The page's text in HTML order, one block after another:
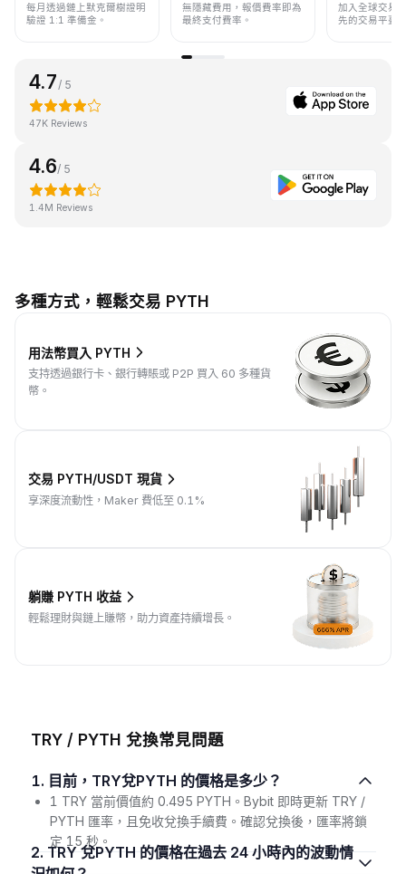
每月透過鏈上默克爾樹證明
驗證 1:1 準備金。
無隱藏費用，報價費率即為
最終支付費率。
加入全球交易
先的交易平臺
4.7/ 5
47K Reviews
4.6/ 5
1.4M Reviews
多種方式，輕鬆交易 PYTH
用法幣買入 PYTH
支持透過銀行卡、銀行轉賬或 P2P 買入 60 多種貨
幣。
交易 PYTH/USDT 現貨
享深度流動性，Maker 費低至 0.1%
躺賺 PYTH 收益
輕鬆理財與鏈上賺幣，助力資產持續增長。
TRY / PYTH 兌換常見問題
1. 目前，TRY兌PYTH 的價格是多少？
1 TRY 當前價值約 0.495 PYTH。Bybit 即時更新 TRY /
PYTH 匯率，且免收兌換手續費。確認兌換後，匯率將鎖
定 15 秒。
2. TRY 兌PYTH 的價格在過去 24 小時內的波動情